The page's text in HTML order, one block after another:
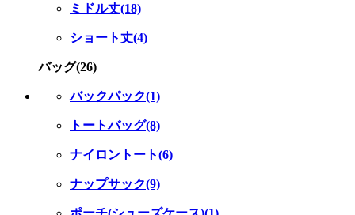
ミドル丈(18)
ショート丈(4)
バッグ(26)
バックパック(1)
トートバッグ(8)
ナイロントート(6)
ナップサック(9)